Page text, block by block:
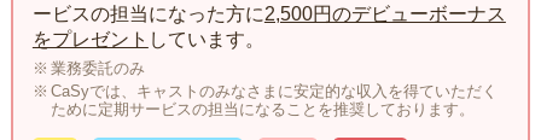
ービスの担当になった方に2,500円のデビューボーナス
をプレゼント しています。
業務委託のみ
CaSyでは、キャストのみなさまに安定的な収入を得ていただく
ために定期サービスの担当になることを推奨しております。